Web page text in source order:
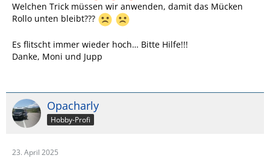
Welchen Trick müssen wir anwenden, damit das Mücken
Rollo unten bleibt???
Es flitscht immer wieder hoch… Bitte Hilfe!!!
Danke, Moni und Jupp
Opacharly
Hobby-Profi
23. April 2025